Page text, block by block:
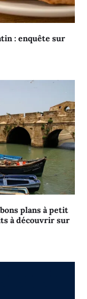
: enquête sur
plans à petit
à découvrir sur